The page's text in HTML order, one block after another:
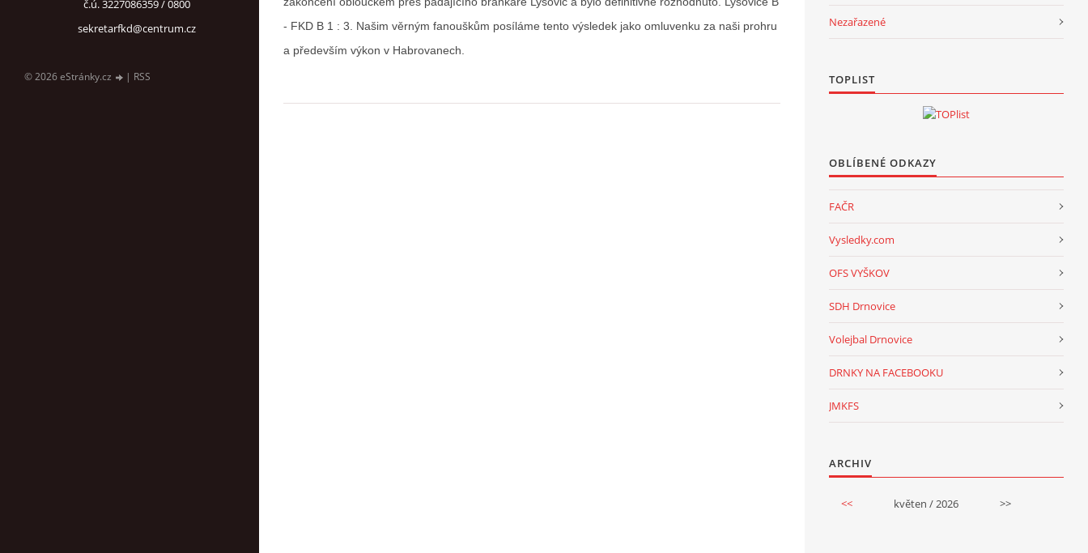
č.ú. 3227086359 / 0800
sekretarfkd@centrum.cz
© 2026 eStránky.cz | RSS
- FKD B 1 : 3. Našim věrným fanouškům posíláme tento výsledek jako omluvenku za naši prohru
a především výkon v Habrovanech.
Nezařazené
TOPLIST
OBLÍBENÉ ODKAZY
FAČR
Vysledky.com
OFS VYŠKOV
SDH Drnovice
Volejbal Drnovice
DRNKY NA FACEBOOKU
JMKFS
ARCHIV
<< květen / 2026 >>